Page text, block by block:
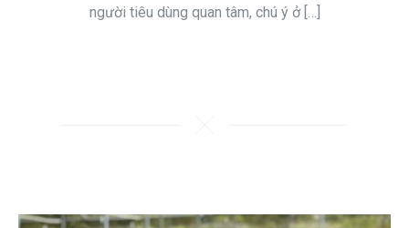
người tiêu dùng quan tâm, chú ý ở […]